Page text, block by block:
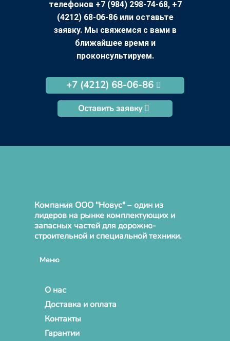
телефонов +7 (984) 298-74-68, +7
(4212) 68-06-86 или оставьте
заявку. Мы свяжемся с вами в
ближайшее время и
проконсультируем.
+7 (4212) 68-06-86
Оставить заявку
Компания ООО "Новус" – один из
лидеров на рынке комплектующих и
запасных частей для дорожно-
строительной и специальной техники.
Меню
О нас
Доставка и оплата
Контакты
Гарантии